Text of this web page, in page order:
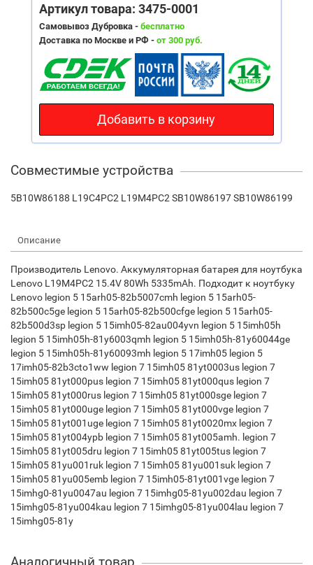
Артикул товара: 3475-0001
Самовывоз Дубровка - бесплатно
Доставка по Москве и РФ - от 300 руб.
Добавить в корзину
Совместимые устройства
5B10W86188 L19C4PC2 L19M4PC2 SB10W86197 SB10W86199
Описание
Производитель Lenovo. Аккумуляторная батарея для ноутбука
Lenovo L19M4PC2 15.4V 80Wh 5335mAh. Подходит к ноутбуку
Lenovo legion 5 15arh05-82b5007cmh legion 5 15arh05-
82b500c5ge legion 5 15arh05-82b500cfge legion 5 15arh05-
82b500d3sp legion 5 15imh05-82au004yvn legion 5 15imh05h
legion 5 15imh05h-81y6003qmh legion 5 15imh05h-81y60044ge
legion 5 15imh05h-81y60093mh legion 5 17imh05 legion 5
17imh05-82b3cto1ww legion 7 15imh05 81yt0003us legion 7
15imh05 81yt000pus legion 7 15imh05 81yt000qus legion 7
15imh05 81yt000rus legion 7 15imh05 81yt000sge legion 7
15imh05 81yt000uge legion 7 15imh05 81yt000vge legion 7
15imh05 81yt001uge legion 7 15imh05 81yt0020mx legion 7
15imh05 81yt004ypb legion 7 15imh05 81yt005amh. legion 7
15imh05 81yt005dru legion 7 15imh05 81yt005tus legion 7
15imh05 81yu001ruk legion 7 15imh05 81yu001suk legion 7
15imh05 81yu005emb legion 7 15imh05-81yt001vge legion 7
15imhg0-81yu0047au legion 7 15imhg05-81yu002dau legion 7
15imhg05-81yu004kau legion 7 15imhg05-81yu004lau legion 7
15imhg05-81y